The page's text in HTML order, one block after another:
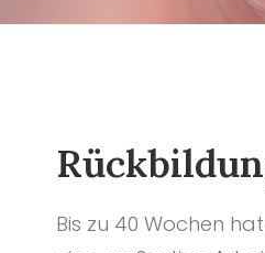
Bis zu 40 Wochen